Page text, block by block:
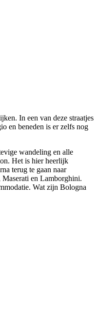
In een van deze straatjes
en beneden is er zelfs nog
wandeling en alle
Het is hier heerlijk
terug te gaan naar
Maserati en Lamborghini.
Wat zijn Bologna